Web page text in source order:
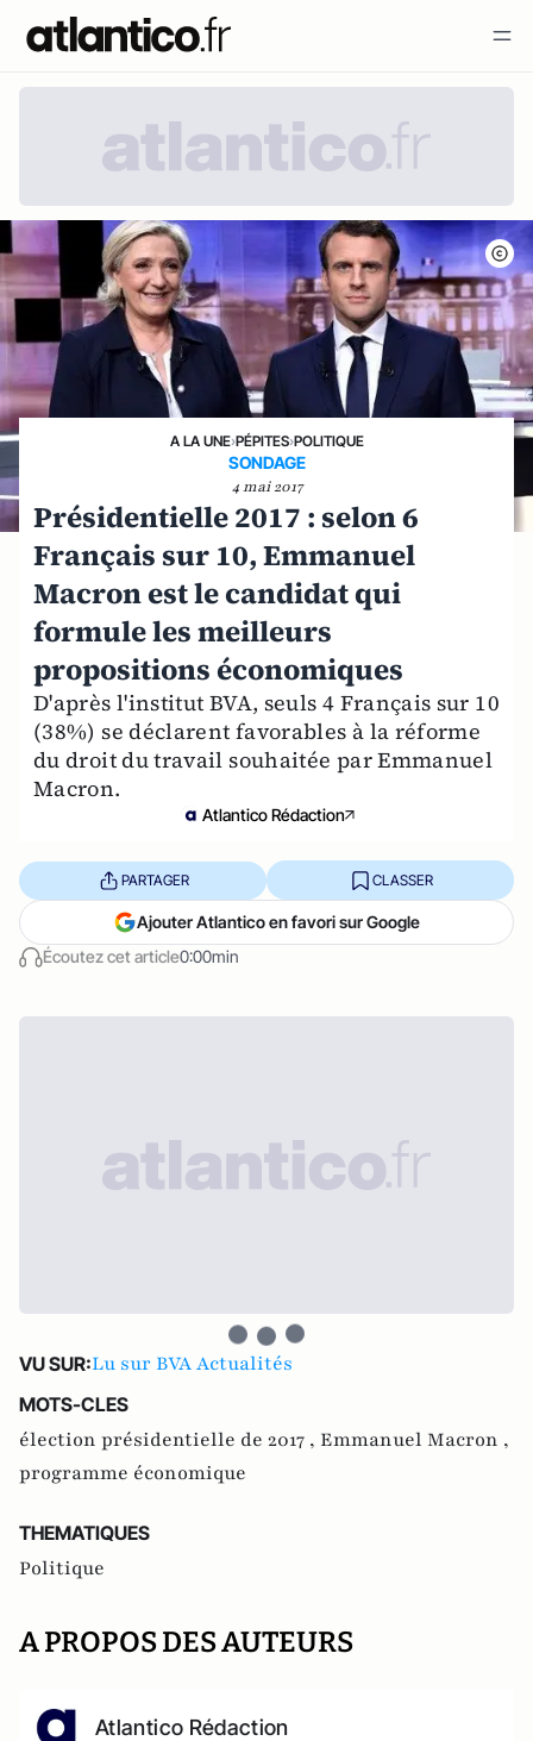
A LA UNE›PÉPITES›POLITIQUE
SONDAGE
4 mai 2017
Présidentielle 2017 : selon 6
Français sur 10, Emmanuel
Macron est le candidat qui
formule les meilleurs
propositions économiques
D'après l'institut BVA, seuls 4 Français sur 10
(38%) se déclarent favorables à la réforme
du droit du travail souhaitée par Emmanuel
Macron.
Atlantico Rédaction
Écoutez cet article0:00min
PARTAGER CLASSER
Ajouter Atlantico en favori sur Google
VU SUR:Lu sur BVA Actualités
MOTS-CLES
élection présidentielle de 2017 , Emmanuel Macron ,
programme économique
THEMATIQUES
Politique
A PROPOS DES AUTEURS
Atlantico Rédaction